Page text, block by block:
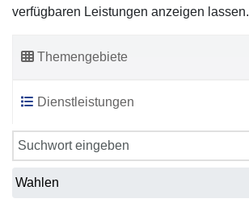
verfügbaren Leistungen anzeigen lassen.
Themengebiete
Dienstleistungen